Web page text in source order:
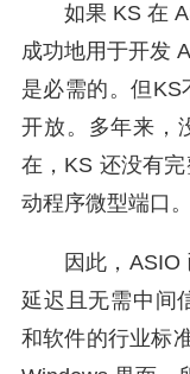
如果 KS 在
成功地用于开发
是必需的。但
开放。多年来，
在，KS 还没有
动程序微型端口。
因此，ASIO
延迟且无需中间
和软件的行业标